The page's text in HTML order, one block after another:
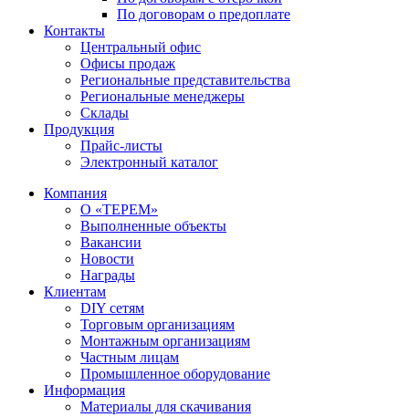
По договорам о предоплате
Контакты
Центральный офис
Офисы продаж
Региональные представительства
Региональные менеджеры
Склады
Продукция
Прайс-листы
Электронный каталог
Компания
О «ТЕРЕМ»
Выполненные объекты
Вакансии
Новости
Награды
Клиентам
DIY сетям
Торговым организациям
Монтажным организациям
Частным лицам
Промышленное оборудование
Информация
Материалы для скачивания